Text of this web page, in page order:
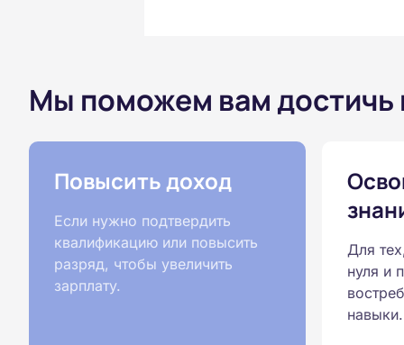
Мы поможем вам достичь
Повысить доход
Если нужно подтвердить
квалификацию или повысить
разряд, чтобы увеличить
зарплату.
Для
нуля и
навыки.